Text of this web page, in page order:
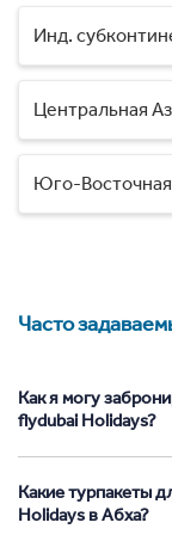
Инд.
Центральная
Юго-
Часто
Как я могу
flydubai Holidays?
Какие турпакеты
Holidays в Абха?